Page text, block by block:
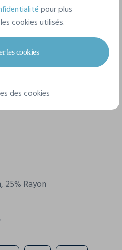
25% Rayon
pour plus
cookies utilisés.
les cookies
des cookies